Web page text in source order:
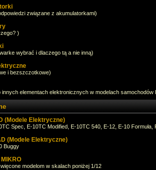
związane z akumulatorkami)
)
wybrać i dlaczego tą a nie inną)
i bezszczotkowe)
elementach elektronicznych w modelach samochodów
(Modele Elektryczne)
Spec, E-10TC Modified, E-10TC 540, E-12, E-10 Formuła,
(Modele Elektryczne)
Buggy
MIKRO
modelom w skalach poniżej 1/12